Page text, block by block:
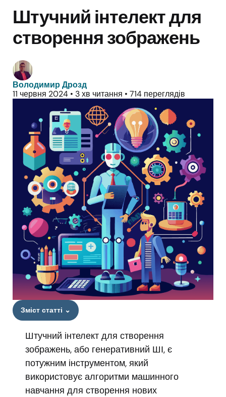
Штучний інтелект для
створення зображень
Володимир Дрозд
11 червня 2024 • 3 хв читання • 714 переглядів
Зміст статті ⌄
Штучний інтелект для створення
зображень, або генеративний ШІ, є
потужним інструментом, який
використовує алгоритми машинного
навчання для створення нових